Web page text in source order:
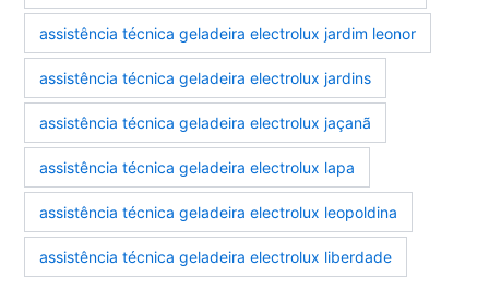
assistência técnica geladeira electrolux jardim leonor
assistência técnica geladeira electrolux jardins
assistência técnica geladeira electrolux jaçanã
assistência técnica geladeira electrolux lapa
assistência técnica geladeira electrolux leopoldina
assistência técnica geladeira electrolux liberdade